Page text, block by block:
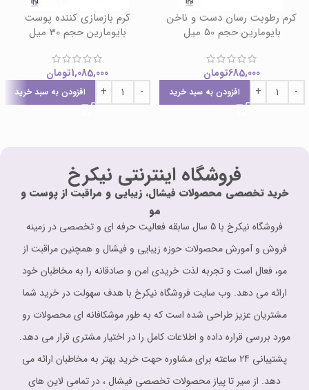
کرم رطوبت رسان دست و ناخن
بایومارین حجم 50 میل
685,000تومان
افزودن به سبد خرید
کرم بازسازی کننده پوست
بایومارین حجم 30 میل
1,085,000تومان
افزودن به سبد خرید
فروشگاه اینترنتی نیکرخ
خرید تخصصی محصولات فیشال، زیبایی و مراقبت از پوست و
مو
فروشگاه نیکرخ با 5 سال سابقه فعالیت حرفه ای و تخصصی در زمینه
فروش و آمورش محصولات حوزه زیبایی و فیشال و همچنین مراقبت از
مو، فعال است و تجربه لذت خریدی امن و صادقانه را به مخاطبان خود
ارائه می دهد. وب سایت فروشگاه نیکرخ با هدف سهولت در خرید شما
مشتریان عزیز طراحی شده است که به طور موشکافانه ای محصولات رو
مورد بررسی قراره داده و اطلاعات کامل را در اختیار مشتری قرار می دهد.
پشتیبانی 24 ساعته برای مشاوره حهت خرید بهتر به مخاطبان ارائه می
دهد. از سیر تا پیاز محصولات تخصصی فیشال ، در تمامی لاین های